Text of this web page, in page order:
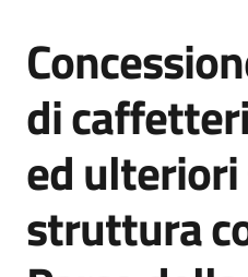
Vivere
Emilia
Tutti
Salta al contenuto
di
ed
struttura